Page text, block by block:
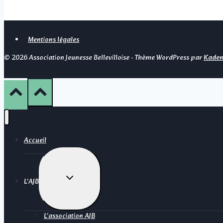
Mentions légales
© 2026 Association Jeunesse Bellevilloise - Thème WordPress par
Accueil
L’AJB
Ouvrir/fermer
L’association AJB